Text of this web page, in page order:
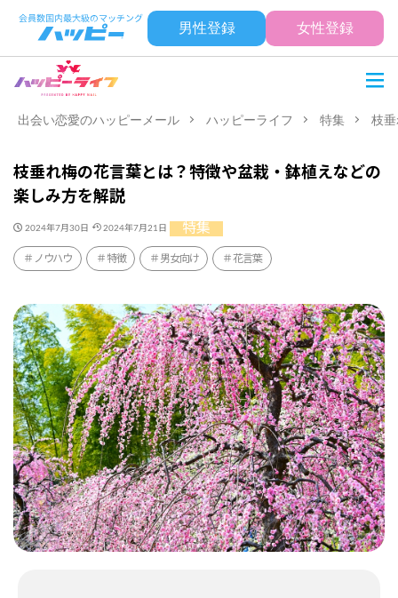
男性登録 女性登録
出会い恋愛のハッピーメール ハッピーライフ 特集 枝
枝垂れ梅の花言葉とは？特徴や盆栽・鉢植えなどの
楽しみ方を解説
2024年7月30日 2024年7月21日 特集
ノウハウ 特徴 男女向け 花言葉